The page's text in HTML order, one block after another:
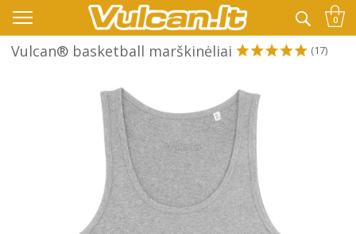
👉 -10% KODAS VISKAM PAPILDOMAI: VASARA 0
Vulcan® basketball marškinėliai (17)